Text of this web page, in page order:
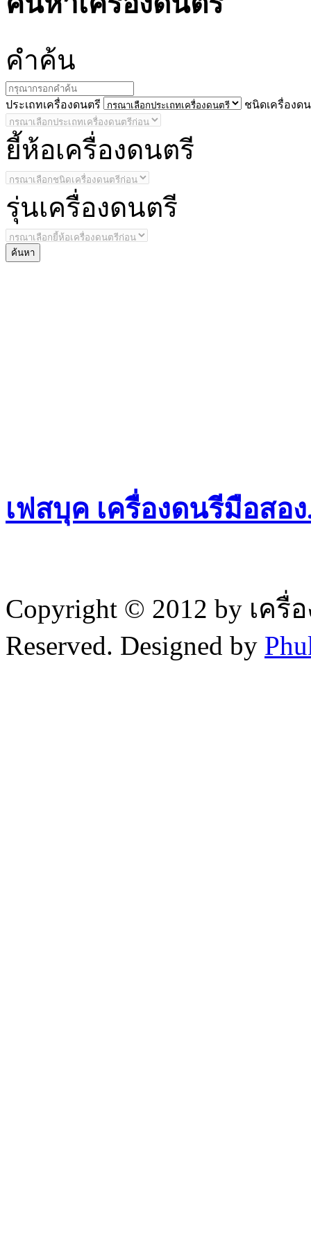
คำค้น
ประเถทเครื่องดนตรี ชนิดเครื่องด
ยี้ห้อเครื่องดนตรี
รุ่นเครื่องดนตรี
เฟสบุค เครื่องดนรีมือสอง
Copyright © 2012 by เค
Reserved. Designed by